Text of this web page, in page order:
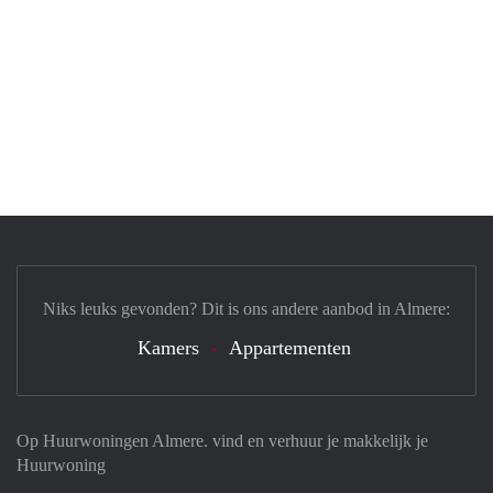
Op Huurwoningen Almere. vind en verhuur je makkelijk je
Huurwoning
Niks leuks gevonden? Dit is ons andere aanbod in Almere:
Kamers Appartementen